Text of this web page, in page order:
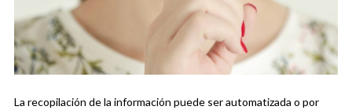
La recopilación de la información puede ser automatizada o por